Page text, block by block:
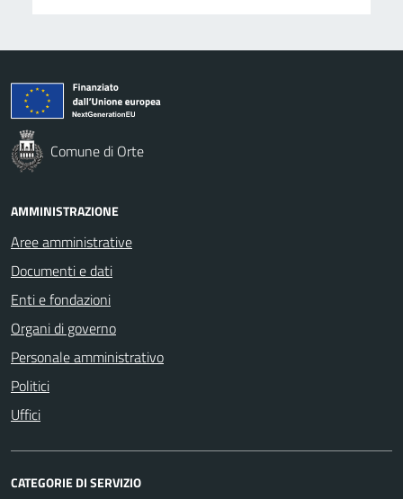
Comune di Orte
AMMINISTRAZIONE
Aree amministrative
Documenti e dati
Enti e fondazioni
Organi di governo
Personale amministrativo
Politici
Uffici
CATEGORIE DI SERVIZIO